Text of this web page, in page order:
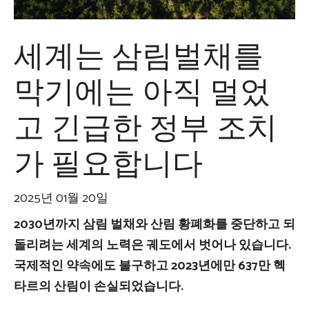
세계는 삼림벌채를
막기에는 아직 멀었
고 긴급한 정부 조치
가 필요합니다
2025년 01월 20일
2030년까지 삼림 벌채와 산림 황폐화를 중단하고 되
돌리려는 세계의 노력은 궤도에서 벗어나 있습니다.
국제적인 약속에도 불구하고 2023년에만 637만 헥
타르의 산림이 손실되었습니다.